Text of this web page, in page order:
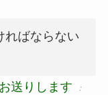
ればならない
送りします ：